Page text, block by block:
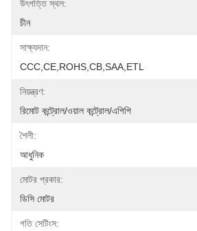
উৎপত্তি স্থল:
চীন
সাক্ষ্যদান:
CCC,CE,ROHS,CB,SAA,ETL
নিয়ন্ত্রণ:
রিমোট কন্ট্রোল/ওয়াল কন্ট্রোল/এপিপি
শৈলী:
আধুনিক
মোটর প্রকার:
ডিসি মোটর
গতি সেটিংস: